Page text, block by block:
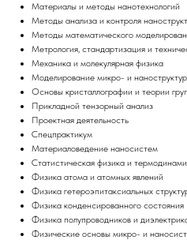
Материалы и методы нанотехнологий
Методы анализа и контроля
Методы математического
Метрология, стандартизация и
Механика и молекулярная физика
Моделирование микро- и наноструктур
Основы кристаллографии и теории
Прикладной тензорный анализ
Проектная деятельность
Спецпрактикум
Материаловедение наносистем
Статистическая физика и
Физика атома и атомных явлений
Физика гетероэпитаксиальных
Физика конденсированного состояния
Физика полупроводников и
Физические основы микро- и